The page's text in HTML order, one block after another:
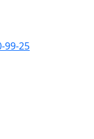
99-25